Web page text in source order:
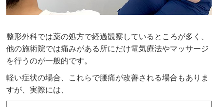
整形外科では薬の処方で経過観察しているところが多く、
他の施術院では痛みがある所にだけ電気療法やマッサージ
を行うのが一般的です。
軽い症状の場合、これらで腰痛が改善される場合もありま
すが、実際には、